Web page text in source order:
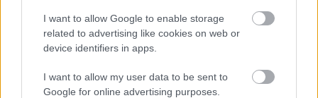
I want to allow Google to enable storage
related to advertising like cookies on web or
device identifiers in apps.
I want to allow my user data to be sent to
Google for online advertising purposes.
Tíz kategóriában vehették át a Prima Primissima
Díjakat a magyar szellemi élet, a művészet, a
tudomány és a sport jeles képviselői a Müpában
megtartott pénteki gálaesten.